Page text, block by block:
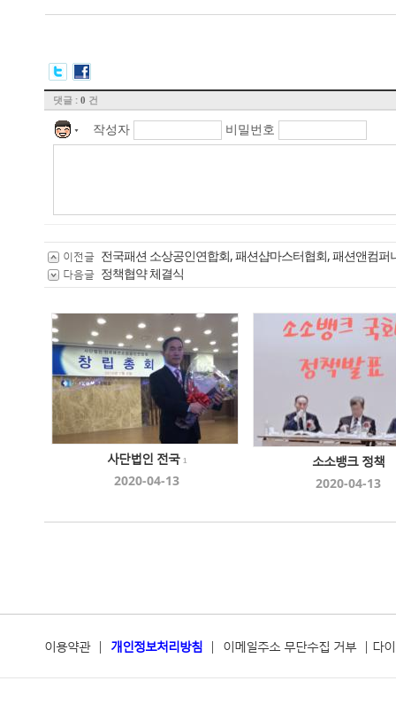
댓글 : 0 건
▼ 작성자 비밀번호
이전글 전국패션 소상공인연합회, 패션샵마스터협회, 패션앤컴퍼
다음글 정책협약 체결식
사단법인 전국 1
2020-04-13
소소뱅크 정책
2020-04-13
이용약관| 개인정보처리방침 | 이메일주소 무단수집 거부| 다